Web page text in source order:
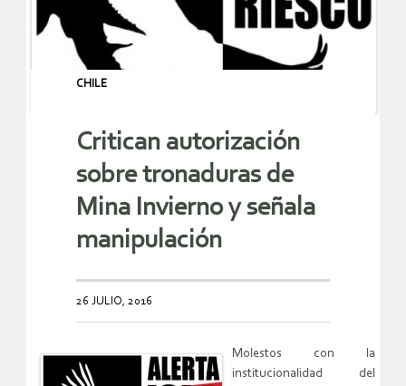
CHILE
Critican autorización
sobre tronaduras de
Mina Invierno y señala
manipulación
26 JULIO, 2016
Molestos con la
institucionalidad del